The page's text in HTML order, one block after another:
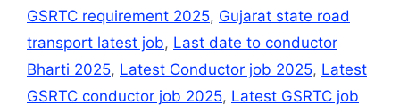
GSRTC requirement 2025, Gujarat state road
transport latest job, Last date to conductor
Bharti 2025, Latest Conductor job 2025, Latest
GSRTC conductor job 2025, Latest GSRTC job